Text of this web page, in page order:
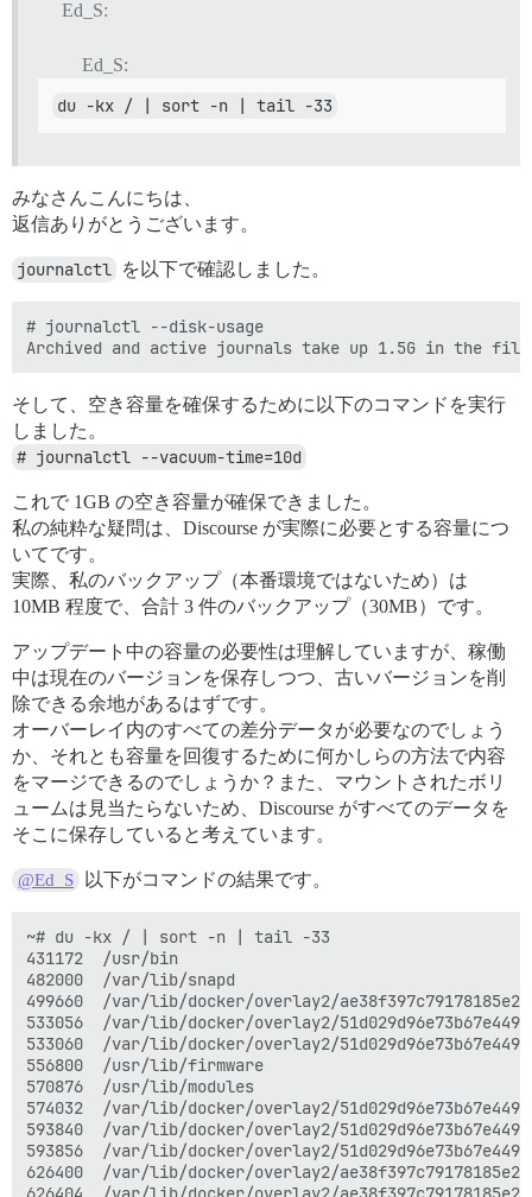
4.9G	/var/lib/docker/overlay2/627*
76M 	/var/lib/docker/overlay2/fb9*
24K 	/var/lib/docker/overlay2/l
1.2G	/var/lib/docker/overlay2/627*/diff
2.3G	/var/lib/docker/overlay2/91d*/diff
76M 	/var/lib/docker/overlay2/fb9*/diff
Ed_S:
Ed_S:
du -kx / | sort -n | tail -33
みなさんこんにちは、
返信ありがとうございます。
journalctl を以下で確認しました。
# journalctl --disk-usage
そして、空き容量を確保するために以下のコマンドを実行
しました。
# journalctl --vacuum-time=10d
これで 1GB の空き容量が確保できました。
私の純粋な疑問は、Discourse が実際に必要とする容量につ
いてです。
実際、私のバックアップ（本番環境ではないため）は
10MB 程度で、合計 3 件のバックアップ（30MB）です。
アップデート中の容量の必要性は理解していますが、稼働
中は現在のバージョンを保存しつつ、古いバージョンを削
除できる余地があるはずです。
オーバーレイ内のすべての差分データが必要なのでしょう
か、それとも容量を回復するために何かしらの方法で内容
をマージできるのでしょうか？また、マウントされたボリ
ュームは見当たらないため、Discourse がすべてのデータを
そこに保存していると考えています。
@Ed_S 以下がコマンドの結果です。
~# du -kx / | sort -n | tail -33
431172  /usr/bin
482000  /var/lib/snapd
499660  /var/lib/docker/overlay2/
533056  /var/lib/docker/overlay2/
533060  /var/lib/docker/overlay2/
556800  /usr/lib/firmware
570876  /usr/lib/modules
574032  /var/lib/docker/overlay2/
593840  /var/lib/docker/overlay2/
593856  /var/lib/docker/overlay2/
626400  /var/lib/docker/overlay2/